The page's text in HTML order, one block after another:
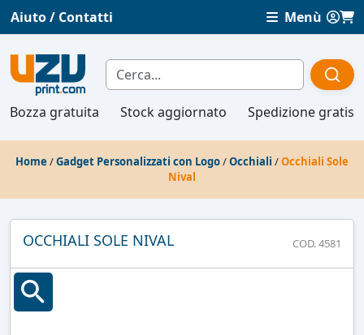
Aiuto / Contatti Menù
Bozza gratuita Stock aggiornato Spedizione gratis
Home /Gadget Personalizzati con Logo/Occhiali /Occhiali Sole
Nival
OCCHIALI SOLE NIVAL COD. 4581